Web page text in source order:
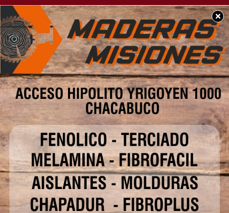
×
SOCIEDAD
Casi 6 de cada 10 niños
son pobres en la
Argentina y el 30% no